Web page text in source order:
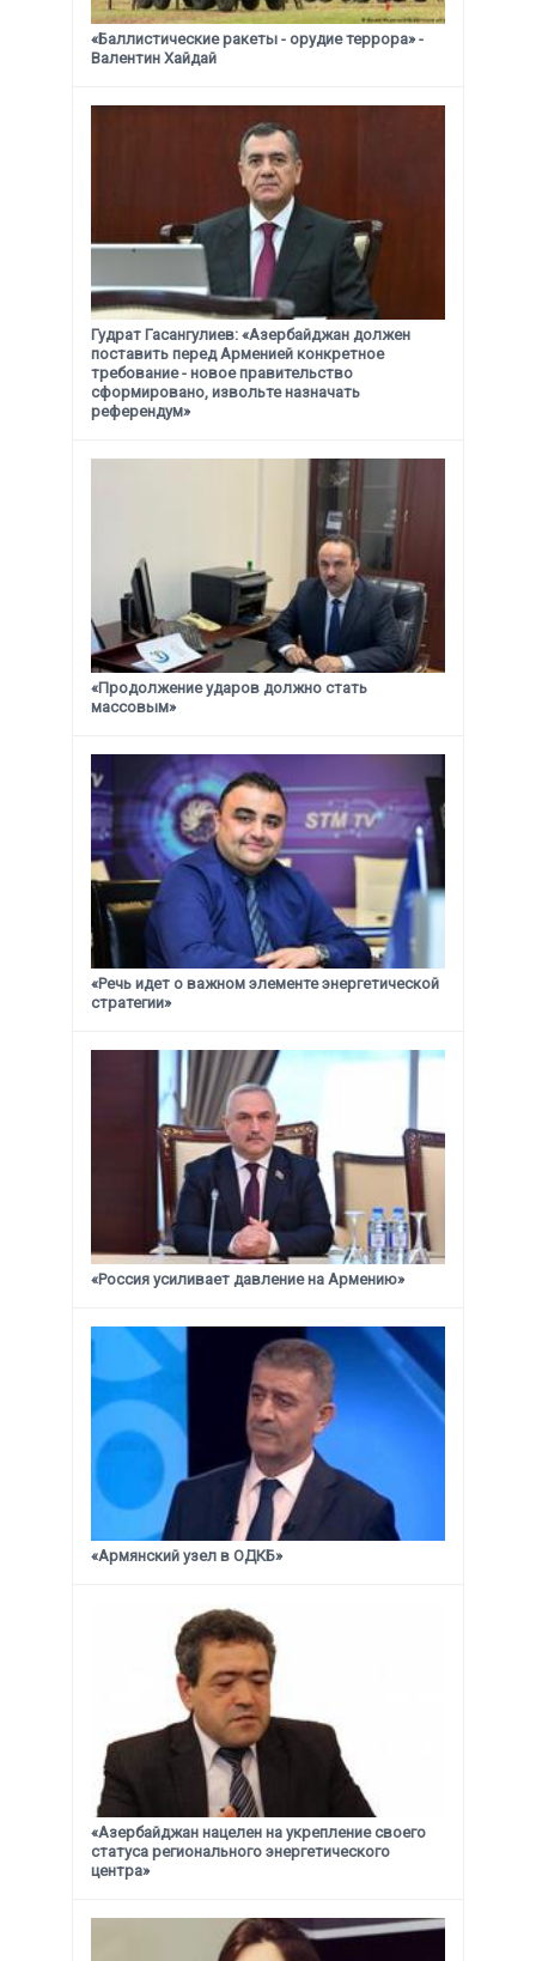
«Баллистические ракеты - орудие террора» -
Валентин Хайдай
Гудрат Гасангулиев: «Азербайджан должен
поставить перед Арменией конкретное
требование - новое правительство
сформировано, извольте назначать
референдум»
«Продолжение ударов должно стать
массовым»
«Речь идет о важном элементе энергетической
стратегии»
«Россия усиливает давление на Армению»
«Армянский узел в ОДКБ»
«Азербайджан нацелен на укрепление своего
статуса регионального энергетического
центра»